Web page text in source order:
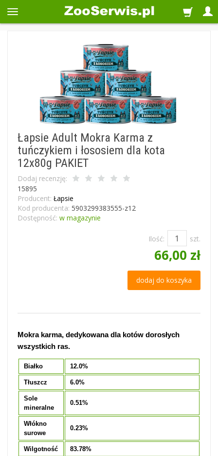
Łapsie Adult Mokra Karma z
tuńczykiem i łososiem dla kota
12x80g PAKIET
Dodaj recenzję:
15895
Producent: Łapsie
Kod producenta: 5903299383555-z12
Dostępność: w magazynie
Ilość: szt.
66,00 zł
dodaj do koszyka
Mokra karma, dedykowana dla kotów dorosłych
wszystkich ras.
Białko 12.0%
Tłuszcz 6.0%
Sole
mineralne
0.51%
Włókno
surowe
0.23%
Wilgotność 83.78%